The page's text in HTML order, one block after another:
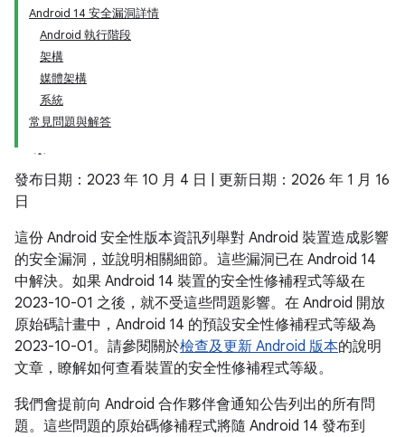
Android 14 安全漏洞詳情
Android 執行階段
架構
媒體架構
系統
常見問題與解答
發布日期：2023 年 10 月 4 日 | 更新日期：2026 年 1 月 16
日
這份 Android 安全性版本資訊列舉對 Android 裝置造成影響
的安全漏洞，並說明相關細節。這些漏洞已在 Android 14
中解決。如果 Android 14 裝置的安全性修補程式等級在
2023-10-01 之後，就不受這些問題影響。在 Android 開放
原始碼計畫中，Android 14 的預設安全性修補程式等級為
2023-10-01。請參閱關於檢查及更新 Android 版本的說明
文章，瞭解如何查看裝置的安全性修補程式等級。
我們會提前向 Android 合作夥伴會通知公告列出的所有問
題。這些問題的原始碼修補程式將隨 Android 14 發布到